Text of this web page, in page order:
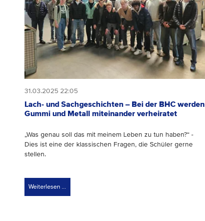
31.03.2025 22:05
Lach- und Sachgeschichten – Bei der BHC werden
Gummi und Metall miteinander verheiratet
„Was genau soll das mit meinem Leben zu tun haben?“ -
Dies ist eine der klassischen Fragen, die Schüler gerne
stellen.
Weiterlesen …